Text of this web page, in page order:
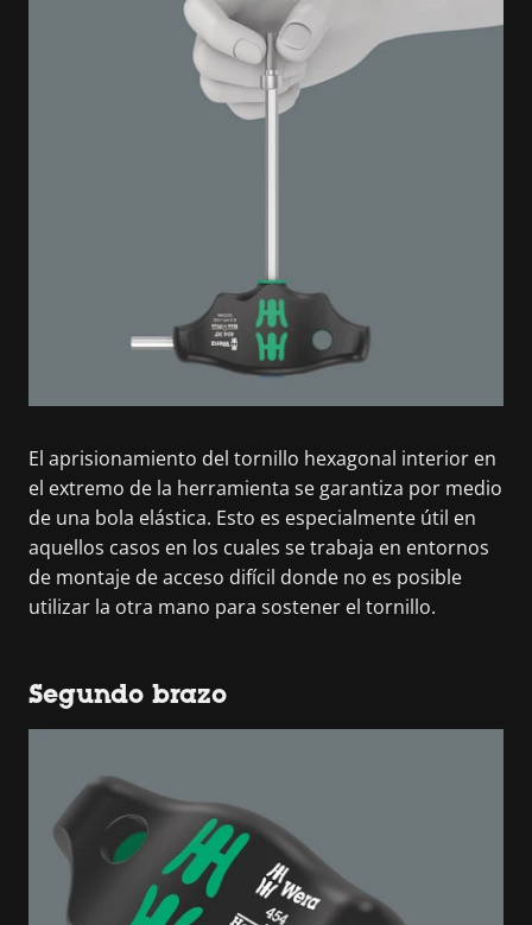
El aprisionamiento del tornillo hexagonal interior en
el extremo de la herramienta se garantiza por medio
de una bola elástica. Esto es especialmente útil en
aquellos casos en los cuales se trabaja en entornos
de montaje de acceso difícil donde no es posible
utilizar la otra mano para sostener el tornillo.
Segundo brazo